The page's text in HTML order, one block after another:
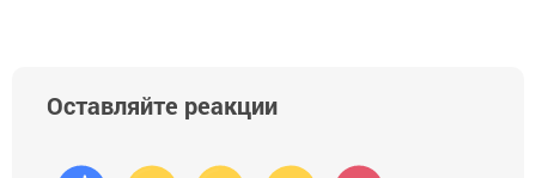
Оставляйте реакции